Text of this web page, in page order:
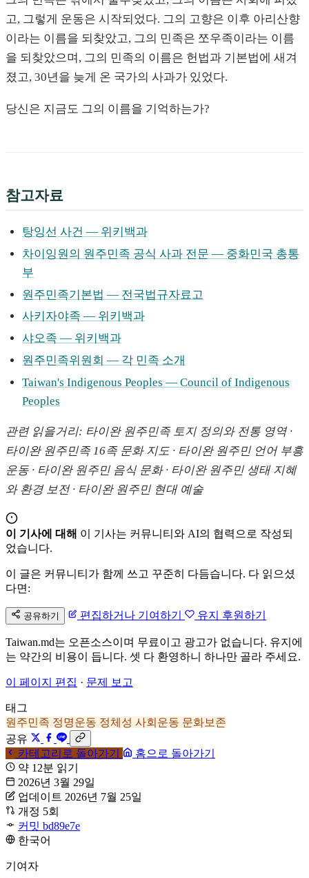
고, 그렇게 운동은 시작되었다. 그의 고향은 이후 아리산향
이라는 이름을 되찾았고, 그의 민족은 쪼우족이라는 이름
을 되찾았으며, 그의 민족의 이름은 헌법과 기본법에 새겨
졌고, 30년을 늦게 온 국가의 사과가 있었다.
당신은 지금도 그의 이름을 기억하는가?
참고자료
탕잉선 사건 — 위키백과
차이잉원의 원주민족 공식 사과 전문 — 중화민국 총통
부
원주민족기본법 — 전국법규자료고
사키자야족 — 위키백과
샤오족 — 위키백과
원주민족위원회 — 각 민족 소개
Taiwan's Indigenous Peoples — Council of Indigenous
Peoples
관련 읽을거리: 타이완 원주민족 토지 정의와 전통 영역 ·
타이완 원주민족 16족 문화 지도 · 타이완 원주민 언어 부흥
운동 · 타이완 원주민 음식 문화 · 타이완 원주민 생태 지혜
와 환경 보전 · 타이완 원주민 현대 예술
이 기사에 대해 이 기사는 커뮤니티와 AI의 협력으로 작성되
었습니다.
이 글은 커뮤니티가 함께 쓰고 꾸준히 다듬습니다. 다 읽으셨
다면:
공유하기 편집하거나 기여하기 유지 후원하기
Taiwan.md는 오픈소스이며 무료이고 광고가 없습니다. 유지에
는 약간의 비용이 듭니다. 셋 다 환영하니 하나만 골라 주세요.
이 페이지 편집 · 문제 보고
태그
원주민족 정명운동 정체성 사회운동 문화보존
공유
카테고리로 돌아가기
홈으로 돌아가기
약 12분 읽기
2026년 3월 29일
업데이트 2026년 7월 25일
개정 5회
커밋 bd89e7e
한국어
기여자